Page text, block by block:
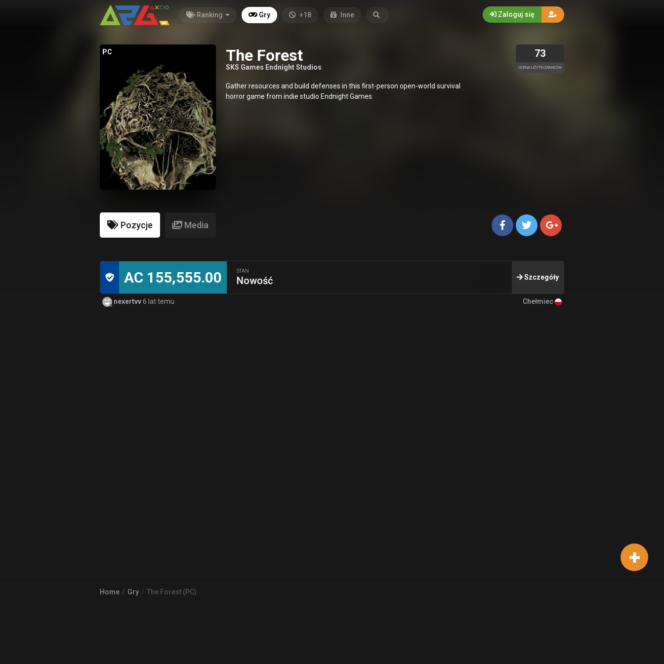
Ranking Gry +18 Inne Zaloguj się
PC The Forest
SKS Games Endnight Studios
73
OCENA UŻYTKOWNIKÓW
Gather resources and build defenses in this first-person open-world survival
horror game from indie studio Endnight Games.
Pozycje Media
AC 155,555.00 STAN
Nowość Szczegóły
nexertvv6 lat temu Chełmiec
Home Gry The Forest (PC)